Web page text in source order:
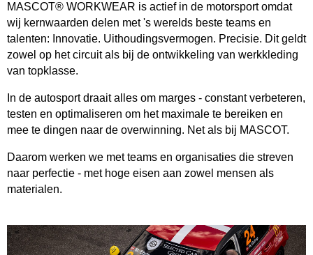
MASCOT® WORKWEAR is actief in de motorsport omdat
wij kernwaarden delen met 's werelds beste teams en
talenten: Innovatie. Uithoudingsvermogen. Precisie. Dit geldt
zowel op het circuit als bij de ontwikkeling van werkkleding
van topklasse.
In de autosport draait alles om marges - constant verbeteren,
testen en optimaliseren om het maximale te bereiken en
mee te dingen naar de overwinning. Net als bij MASCOT.
Daarom werken we met teams en organisaties die streven
naar perfectie - met hoge eisen aan zowel mensen als
materialen.